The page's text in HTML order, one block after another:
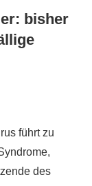
bisher
führt zu
des